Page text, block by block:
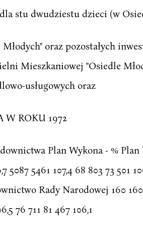
stu dwudziestu dzieci (w
oraz pozostałych
Mieszkaniowej "Osiedle
usługowych oraz
ROKU 1972
Plan Wykona - % Plan
5461 107,4 68 803 73 501
Rady Narodowej 160
76 711 81 467 106,1